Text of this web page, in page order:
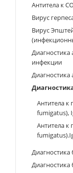
Антитела к
Вирус
Вирус
Диагностика
инфекции
Диагностика
Антитела к
fumigatus),
Антитела к
Диагностика
Диагностика